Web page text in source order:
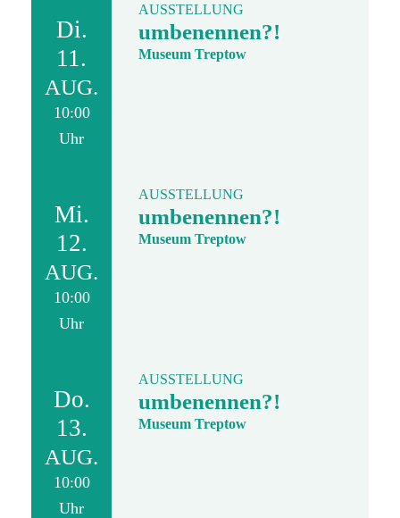
Di.
11.
AUG.
10:00
Uhr
AUSSTELLUNG
umbenennen?!
Museum Treptow
Mi.
12.
AUG.
10:00
Uhr
AUSSTELLUNG
umbenennen?!
Museum Treptow
Do.
13.
AUG.
10:00
Uhr
AUSSTELLUNG
umbenennen?!
Museum Treptow